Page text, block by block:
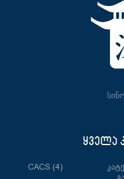
ყველა
CACS (4)